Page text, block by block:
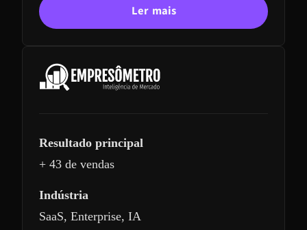
Ler mais
Resultado principal
+ 43 de vendas
Indústria
SaaS, Enterprise, IA